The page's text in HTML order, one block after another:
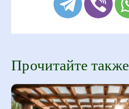
Прочитайте также